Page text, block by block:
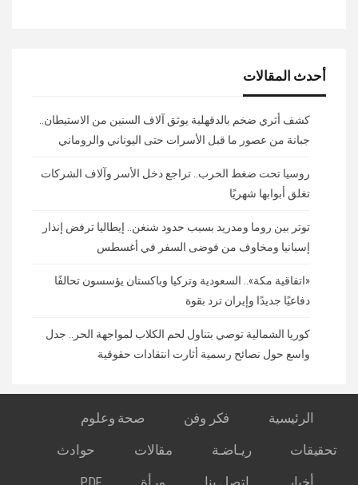
أحدث المقالات
كشف أثري ضخم بالدقهلية يوثق آلاف السنين من الاستيطان..
جبانة من عصور ما قبل الأسرات حتى اليوناني والروماني
روسيا تحت ضغط الحرب.. تراجع دخل الأسر وآلاف الشركات
تغلق أبوابها شهريًا
توتر بين روما ومدريد بسبب حدود شنغن.. إيطاليا ترفض إنذار
إسبانيا ومخاوف من فوضى السفر في أغسطس
«اتفاقية مكة».. السعودية وتركيا وباكستان يؤسسون تحالفًا
دفاعيًا جديدًا وإيران ترد بقوة
كوريا الشمالية توصي بتناول لحم الكلاب لمواجهة الحر.. جدل
واسع حول نصائح رسمية أثارت انتقادات حقوقية
الرئيسية فكر وفن
صحة وعلوم
تحقيقات
ريـاضـة مقالات
حوادث